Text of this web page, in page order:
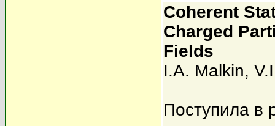
Coherent
Charged
Fields
I.A. Malkin,
Поступила в